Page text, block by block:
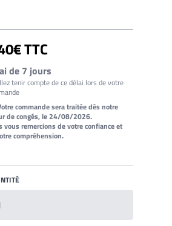
TTC
de 7 jours
tenir compte de ce délai lors de votre
commande sera traitée dès notre
de congés, le 24/08/2026.
vous remercions de votre confiance et
compréhension.